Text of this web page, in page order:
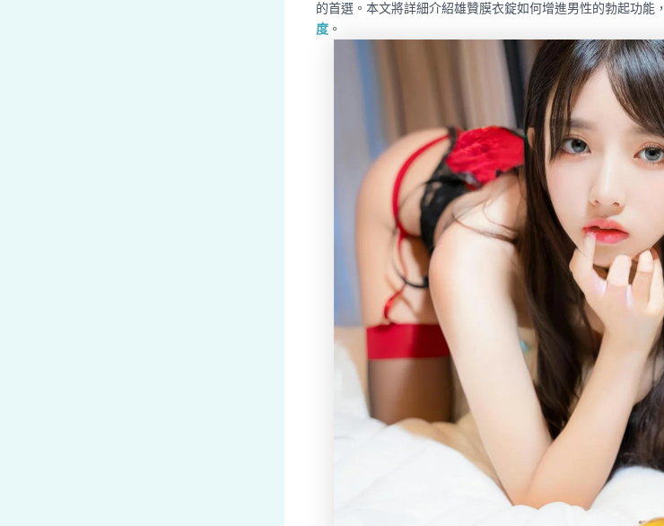
的首選。本文將詳細介紹雄贊膜衣錠如何增進男性的勃起功能，
度 。